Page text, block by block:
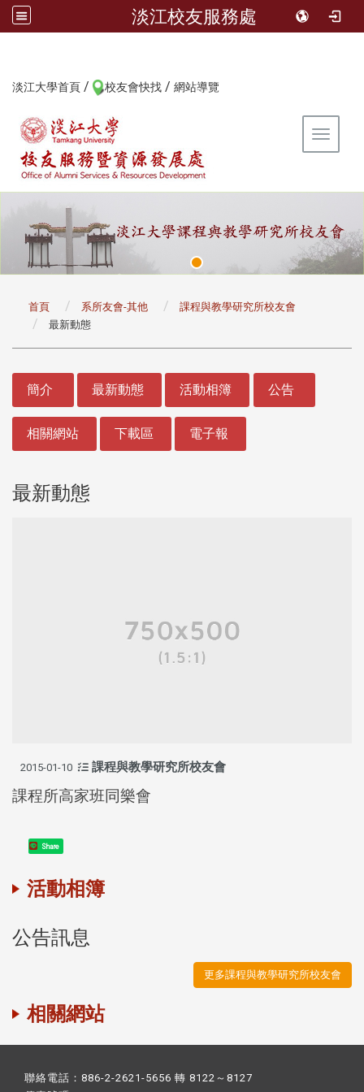
淡江校友服務處
淡江大學首頁 / 校友會快找 / 網站導覽
Toggle
首頁 系所友會-其他
課程與教學研究所校友會
最新動態
簡介 最新動態 活動相簿 公告
相關網站 下載區 電子報
最新動態
2015-01-10 課程與教學研究所校友會
課程所高家班同樂會
Share
活動相簿
公告訊息
更多課程與教學研究所校友會
相關網站
聯絡電話：886-2-2621-5656 轉 8122～8127